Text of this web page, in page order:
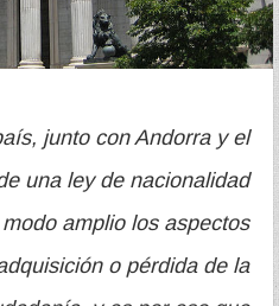
junto con Andorra y el
una ley de nacionalidad
amplio los aspectos
o pérdida de la